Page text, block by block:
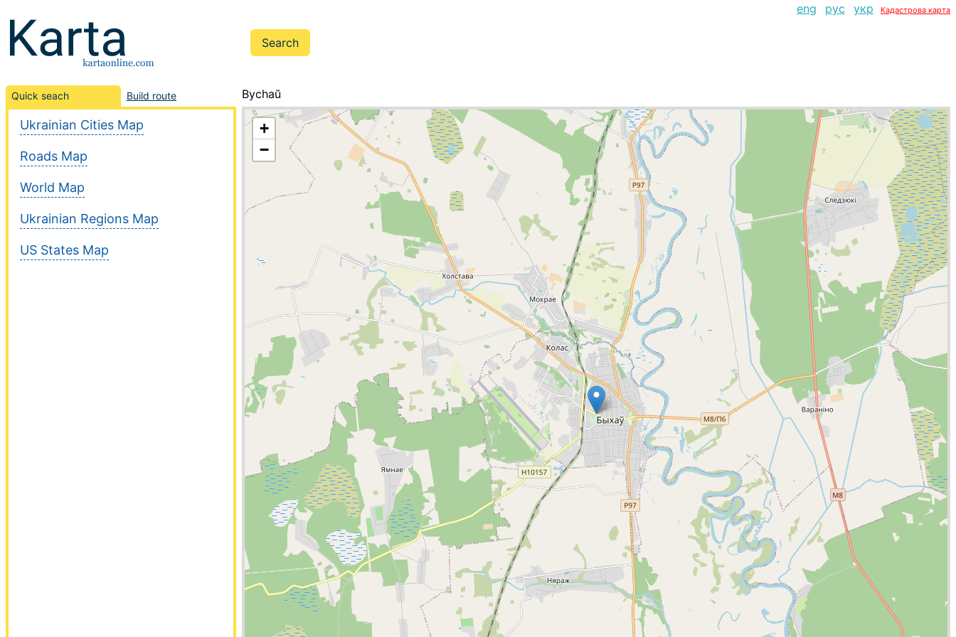
eng рус укр Кадастрова карта
Quick seach Build route
Ukrainian Cities Map
Roads Map
World Map
Ukrainian Regions Map
US States Map
Bychaŭ
+
−